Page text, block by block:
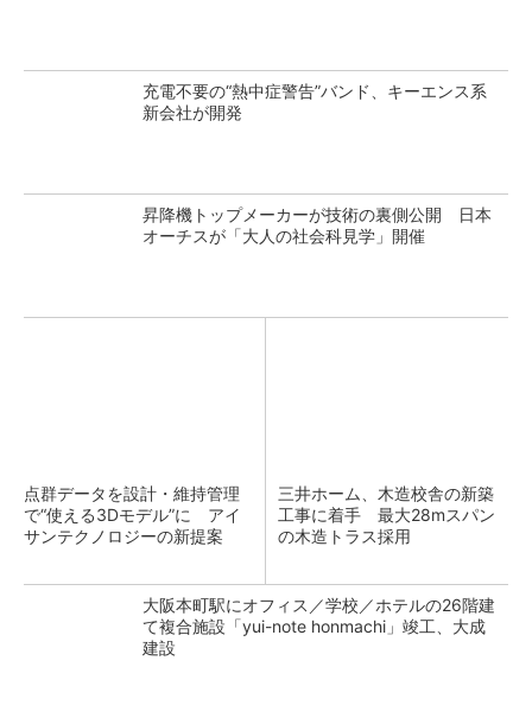
充電不要の“熱中症警告”バンド、キーエンス系
新会社が開発
昇降機トップメーカーが技術の裏側公開 日本
オーチスが「大人の社会科見学」開催
点群データを設計・維持管理
で“使える3Dモデル”に アイ
サンテクノロジーの新提案
三井ホーム、木造校舎の新築
工事に着手 最大28mスパン
の木造トラス採用
大阪本町駅にオフィス／学校／ホテルの26階建
て複合施設「yui-note honmachi」竣工、大成
建設